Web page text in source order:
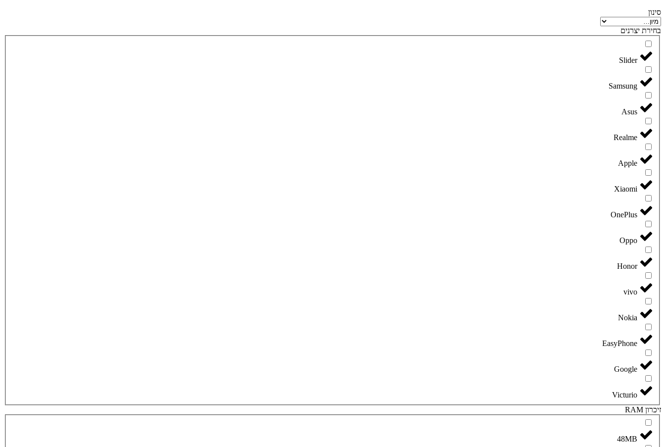
סינון
בחירת יצרנים
Slider
Samsung
Asus
Realme
Apple
Xiaomi
OnePlus
Oppo
Honor
vivo
Nokia
EasyPhone
Google
Victurio
זיכרון RAM
48MB